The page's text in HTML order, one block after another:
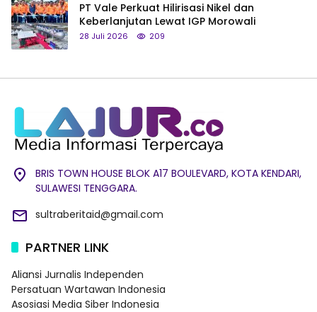
PT Vale Perkuat Hilirisasi Nikel dan
Keberlanjutan Lewat IGP Morowali
28 Juli 2026 209
BRIS TOWN HOUSE BLOK A17 BOULEVARD, KOTA KENDARI,
SULAWESI TENGGARA.
sultraberitaid@gmail.com
PARTNER LINK
Aliansi Jurnalis Independen
Persatuan Wartawan Indonesia
Asosiasi Media Siber Indonesia